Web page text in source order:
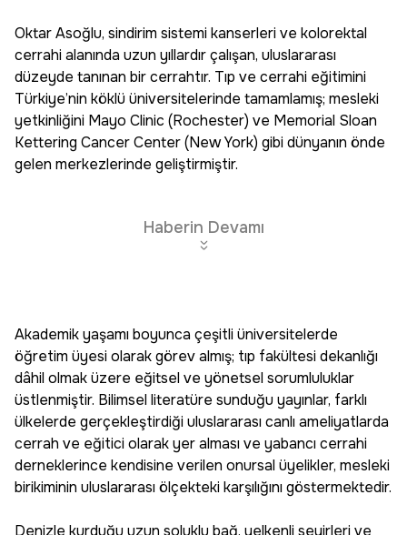
Oktar Asoğlu, sindirim sistemi kanserleri ve kolorektal
cerrahi alanında uzun yıllardır çalışan, uluslararası
düzeyde tanınan bir cerrahtır. Tıp ve cerrahi eğitimini
Türkiye’nin köklü üniversitelerinde tamamlamış; mesleki
yetkinliğini Mayo Clinic (Rochester) ve Memorial Sloan
Kettering Cancer Center (New York) gibi dünyanın önde
gelen merkezlerinde geliştirmiştir.
Haberin Devamı
Akademik yaşamı boyunca çeşitli üniversitelerde
öğretim üyesi olarak görev almış; tıp fakültesi dekanlığı
dâhil olmak üzere eğitsel ve yönetsel sorumluluklar
üstlenmiştir. Bilimsel literatüre sunduğu yayınlar, farklı
ülkelerde gerçekleştirdiği uluslararası canlı ameliyatlarda
cerrah ve eğitici olarak yer alması ve yabancı cerrahi
derneklerince kendisine verilen onursal üyelikler, mesleki
birikiminin uluslararası ölçekteki karşılığını göstermektedir.
Denizle kurduğu uzun soluklu bağ, yelkenli seyirleri ve